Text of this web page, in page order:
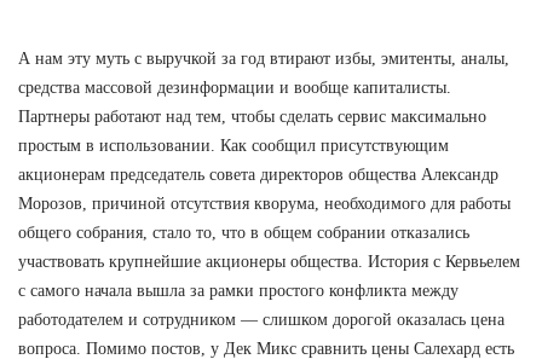
А нам эту муть с выручкой за год втирают избы, эмитенты, аналы,
средства массовой дезинформации и вообще капиталисты.
Партнеры работают над тем, чтобы сделать сервис максимально
простым в использовании. Как сообщил присутствующим
акционерам председатель совета директоров общества Александр
Морозов, причиной отсутствия кворума, необходимого для работы
общего собрания, стало то, что в общем собрании отказались
участвовать крупнейшие акционеры общества. История с Кервьелем
с самого начала вышла за рамки простого конфликта между
работодателем и сотрудником — слишком дорогой оказалась цена
вопроса. Помимо постов, у Дек Микс сравнить цены Салехард есть